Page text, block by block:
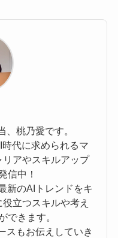
、桃乃愛です。
代に求められるマ
アやスキルアップ
信中！
新のAIトレンドをキ
立つスキルや考え
できます。
スもお伝えしていき